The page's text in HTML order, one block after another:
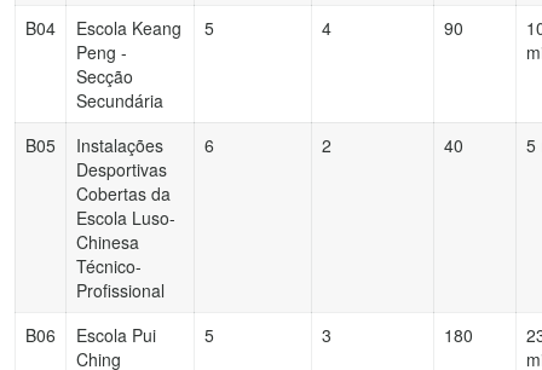
B04
Escola Keang
Peng -
Secção
Secundária
5 4 90
B05
Instalações
Desportivas
Cobertas da
Escola Luso-
Chinesa
Técnico-
Profissional
6 2 40 5
B06
Escola Pui
Ching
5 3 180